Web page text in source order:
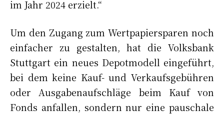
im Jahr 2024 erzielt.“
Um den Zugang zum Wertpapiersparen noch
einfacher zu gestalten, hat die Volksbank
Stuttgart ein neues Depotmodell eingeführt,
bei dem keine Kauf- und Verkaufsgebühren
oder Ausgabenaufschläge beim Kauf von
Fonds anfallen, sondern nur eine pauschale